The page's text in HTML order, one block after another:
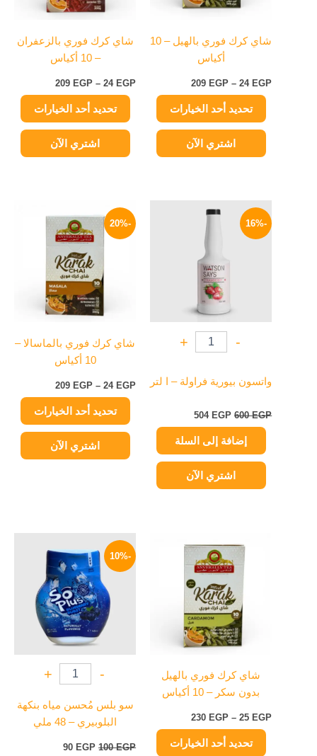
شاي كرك فوري بالهيل – 10
أكياس
24 EGP
–
209 EGP
تحديد أحد الخيارات
المنتج.
اختيار
صفحة
المنتج
اشتري الآن
شاي كرك فوري بالزعفران
– 10 أكياس
24 EGP
–
209 EGP
تحديد أحد الخيارات
اختيار
الخيارات
صفحة
المنتج
اشتري الآن
-16%
-
+
واتسون بيورية فراولة – ا لتر
600EGP
الأصلي
504 EGP
إضافة إلى السلة
اشتري الآن
-20%
شاي كرك فوري بالماسالا –
10 أكياس
24 EGP
–
209 EGP
السعر:
⁦209 EGP⁩
تحديد أحد الخيارات
هناك
العديد
من
المختلفة
اختيار
صفحة
المنتج
اشتري الآن
شاي كرك فوري بالهيل
بدون سكر – 10 أكياس
25 EGP
–
230 EGP
السعر:
خلال
تحديد أحد الخيارات
المختلفة
اختيار
الخيارات
صفحة
المنتج
-10%
-
+
سو بلس مُحسن مياه بنكهة
البلوبيري – 48 ملي
100EGP
الأصلي
هو:
100 EGP.
90 EGP
الحالي
هو:
90 EGP.